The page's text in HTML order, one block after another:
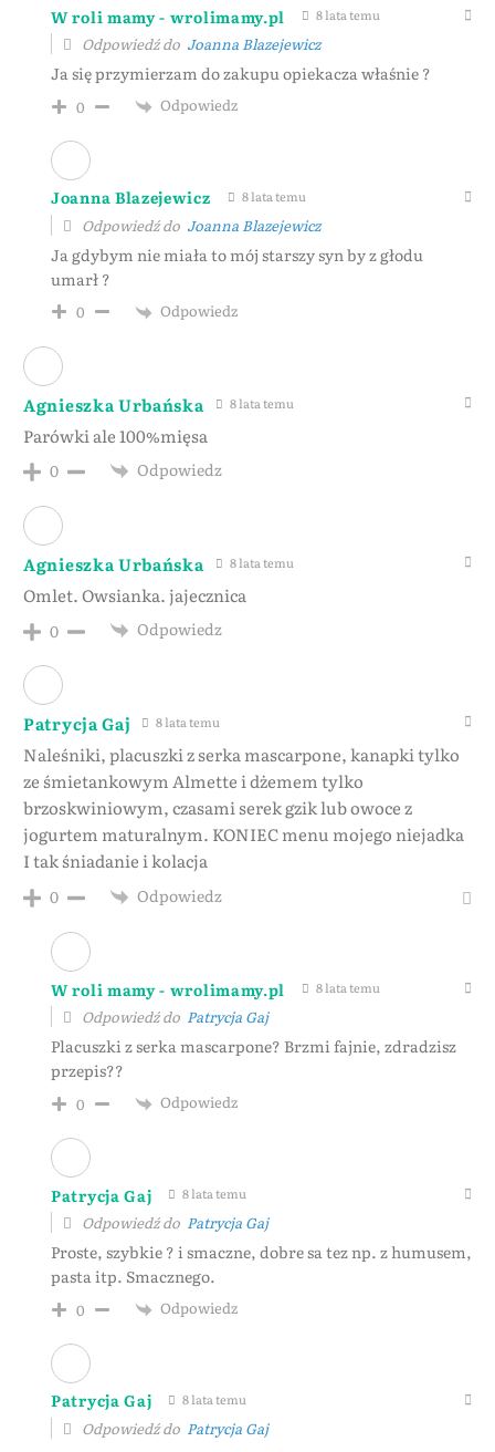
W roli mamy - wrolimamy.pl 8 lata temu
Odpowiedź do Joanna Blazejewicz
Ja się przymierzam do zakupu opiekacza właśnie ?
0 Odpowiedz
Joanna Blazejewicz 8 lata temu
Odpowiedź do Joanna Blazejewicz
Ja gdybym nie miała to mój starszy syn by z głodu
umarł ?
0 Odpowiedz
Agnieszka Urbańska 8 lata temu
Parówki ale 100%mięsa
0 Odpowiedz
Agnieszka Urbańska 8 lata temu
Omlet. Owsianka. jajecznica
0 Odpowiedz
Patrycja Gaj 8 lata temu
Naleśniki, placuszki z serka mascarpone, kanapki tylko
ze śmietankowym Almette i dżemem tylko
brzoskwiniowym, czasami serek gzik lub owoce z
jogurtem maturalnym. KONIEC menu mojego niejadka
I tak śniadanie i kolacja
0 Odpowiedz
W roli mamy - wrolimamy.pl 8 lata temu
Odpowiedź do Patrycja Gaj
Placuszki z serka mascarpone? Brzmi fajnie, zdradzisz
przepis??
0 Odpowiedz
Patrycja Gaj 8 lata temu
Odpowiedź do Patrycja Gaj
Proste, szybkie ? i smaczne, dobre sa tez np. z humusem,
pasta itp. Smacznego.
0 Odpowiedz
Patrycja Gaj 8 lata temu
Odpowiedź do Patrycja Gaj